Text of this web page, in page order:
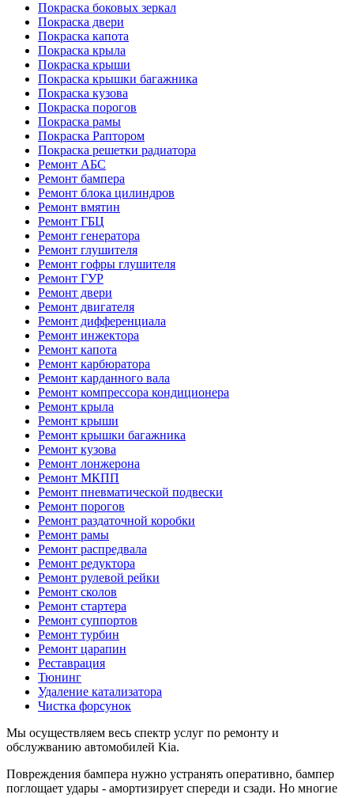
Покраска боковых зеркал
Покраска двери
Покраска капота
Покраска крыла
Покраска крыши
Покраска крышки багажника
Покраска кузова
Покраска порогов
Покраска рамы
Покраска Раптором
Покраска решетки радиатора
Ремонт АБС
Ремонт бампера
Ремонт блока цилиндров
Ремонт вмятин
Ремонт ГБЦ
Ремонт генератора
Ремонт глушителя
Ремонт гофры глушителя
Ремонт ГУР
Ремонт двери
Ремонт двигателя
Ремонт дифференциала
Ремонт инжектора
Ремонт капота
Ремонт карбюратора
Ремонт карданного вала
Ремонт компрессора кондиционера
Ремонт крыла
Ремонт крыши
Ремонт крышки багажника
Ремонт кузова
Ремонт лонжерона
Ремонт МКПП
Ремонт пневматической подвески
Ремонт порогов
Ремонт раздаточной коробки
Ремонт рамы
Ремонт распредвала
Ремонт редуктора
Ремонт рулевой рейки
Ремонт сколов
Ремонт стартера
Ремонт суппортов
Ремонт турбин
Ремонт царапин
Реставрация
Тюнинг
Удаление катализатора
Чистка форсунок
Мы осуществляем весь спектр услуг по ремонту и
обслужванию автомобилей Kia.
Повреждения бампера нужно устранять оперативно, бампер
поглощает удары - амортизирует спереди и сзади. Но многие